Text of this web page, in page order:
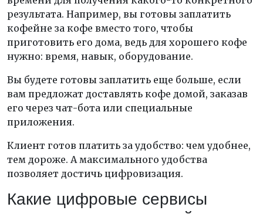
результата. Например, вы готовы заплатить
кофейне за кофе вместо того, чтобы
приготовить его дома, ведь для хорошего кофе
нужно: время, навык, оборудование.
Вы будете готовы заплатить еще больше, если
вам предложат доставлять кофе домой, заказав
его через чат-бота или специальные
приложения.
Клиент готов платить за удобство: чем удобнее,
тем дороже. А максимального удобства
позволяет достичь цифровизация.
Какие цифровые сервисы